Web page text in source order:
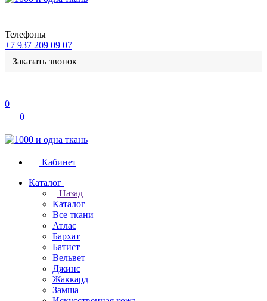
Телефоны
+7 937 209 09 07
Заказать звонок
0
0
Кабинет
Каталог
Назад
Каталог
Все ткани
Атлас
Бархат
Батист
Вельвет
Джинс
Жаккард
Замша